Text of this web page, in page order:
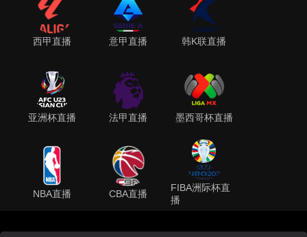
西甲直播 意甲直播 韩K联直播
亚洲杯直播 法甲直播 墨西哥杯直播
NBA直播 CBA直播
FIBA洲际杯直
播